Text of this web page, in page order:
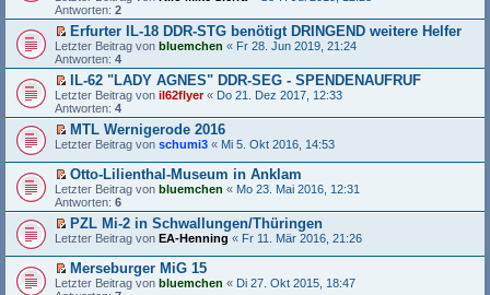
g
i
t
a
g
e
r
B
e
i
t
a
g
s
e
n
e
r
B
e
i
t
a
n
g
e
l
e
s
e
n
e
B
t
r
a
g
s
t
e
r
u
n
e
l
e
s
e
n
e
r
B
e
t
a
g
Antworten: 2
E
r
s
e
r
u
n
g
e
e
s
e
n
e
B
e
i
Erfurter IL-18 DDR-STG benötigt DRINGEND weitere Helfer
Letzter Beitrag von bluemchen « Fr 28. Jun 2019, 21:24
Antworten: 4
E
r
s
e
u
n
g
e
e
e
n
e
IL-62 "LADY AGNES" DDR-SEG - SPENDENAUFRUF
Letzter Beitrag von il62flyer« Do 21. Dez 2017, 12:33
Antworten: 4
E
s
e
r
u
n
g
e
e
MTL Wernigerode 2016
Letzter Beitrag von schumi3 « Mi 5. Okt 2016, 14:53
E
r
s
e
u
n
g
Otto-Lilienthal-Museum in Anklam
Letzter Beitrag von bluemchen « Mo 23. Mai 2016, 12:31
Antworten: 6
E
s
e
PZL Mi-2 in Schwallungen/Thüringen
Letzter Beitrag von EA-Henning « Fr 11. Mär 2016, 21:26
E
Merseburger MiG 15
Letzter Beitrag von bluemchen « Di 27. Okt 2015, 18:47